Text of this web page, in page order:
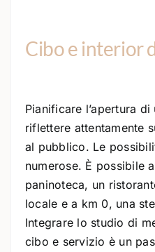
Cibo e interior
Pianificare l’apertura
riflettere attentamente
al pubblico. Le
numerose. È possibile
paninoteca, un
locale e a km 0, una
Integrare lo studio di
cibo e servizio è un